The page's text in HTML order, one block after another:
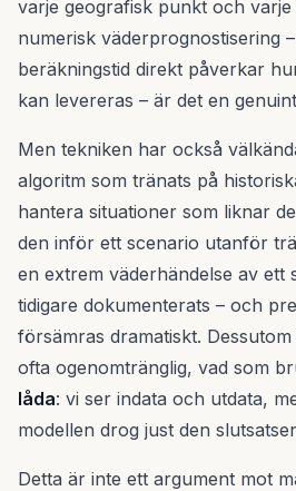
varje geografisk punkt och varje
numerisk väderprognostisering
beräkningstid direkt påverkar
kan levereras – är det en
Men tekniken har också
algoritm som tränats på
hantera situationer som liknar
den inför ett scenario utanför
en extrem väderhändelse av ett
tidigare dokumenterats – och
försämras dramatiskt.
ofta ogenomtränglig, vad som
låda: vi ser indata och utdata,
modellen drog just den
Detta är inte ett argument mot